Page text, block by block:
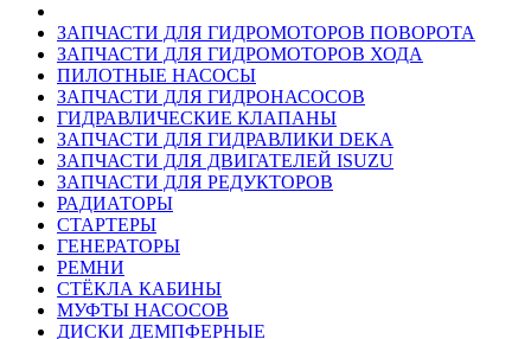
ЗАПЧАСТИ ДЛЯ ГИДРОМОТОРОВ ПОВОРОТА
ЗАПЧАСТИ ДЛЯ ГИДРОМОТОРОВ ХОДА
ПИЛОТНЫЕ НАСОСЫ
ЗАПЧАСТИ ДЛЯ ГИДРОНАСОСОВ
ГИДРАВЛИЧЕСКИЕ КЛАПАНЫ
ЗАПЧАСТИ ДЛЯ ГИДРАВЛИКИ DEKA
ЗАПЧАСТИ ДЛЯ ДВИГАТЕЛЕЙ ISUZU
ЗАПЧАСТИ ДЛЯ РЕДУКТОРОВ
РАДИАТОРЫ
СТАРТЕРЫ
ГЕНЕРАТОРЫ
РЕМНИ
СТЁКЛА КАБИНЫ
МУФТЫ НАСОСОВ
ДИСКИ ДЕМПФЕРНЫЕ